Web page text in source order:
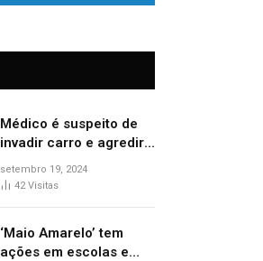
Médico é suspeito de
invadir carro e agredir
delegado aposentado
durante confusão no
setembro 19, 2024
42Visitas
‘Maio Amarelo’ tem
ações em escolas e